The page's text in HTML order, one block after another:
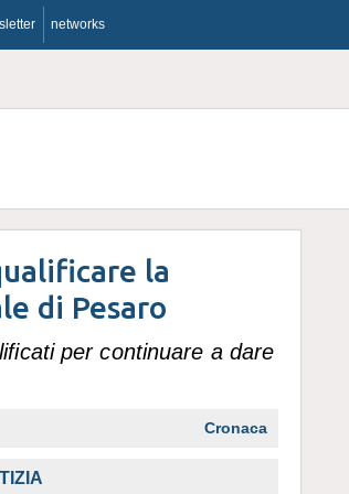
networks
la
di Pesaro
per continuare a dare
Cronaca